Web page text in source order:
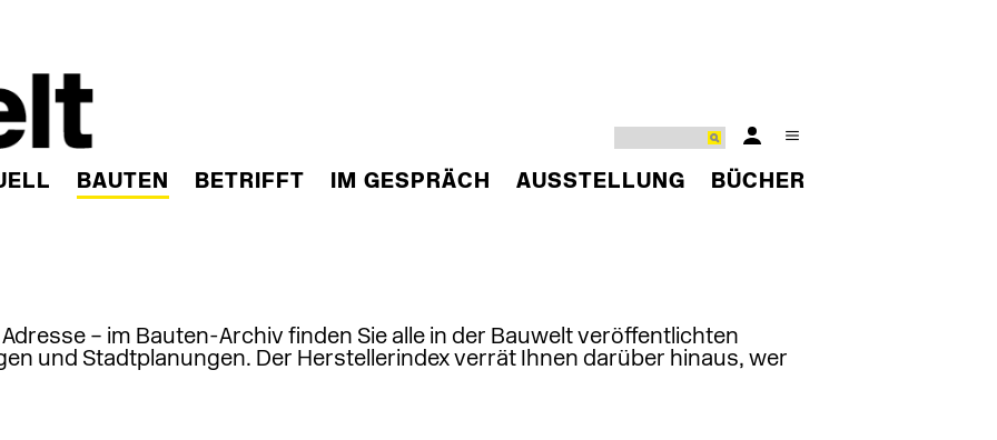
BAUTEN BETRIFFT IM GESPRÄCH AUSSTELLUNG BÜCHER
– im Bauten-Archiv finden Sie alle in der Bauwelt veröffentlichten
und Stadtplanungen. Der Herstellerindex verrät Ihnen darüber hinaus, wer